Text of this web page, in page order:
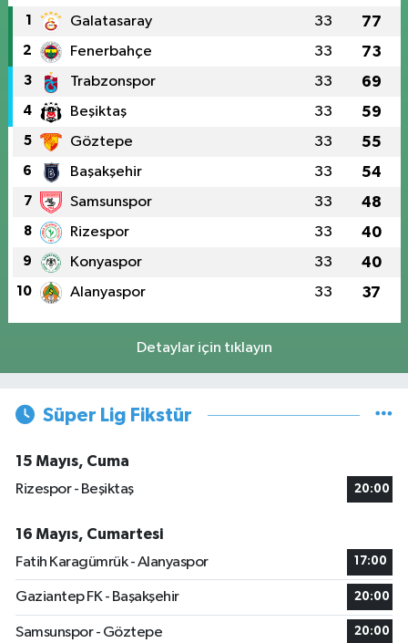
1 Galatasaray 33 77
2 Fenerbahçe 33 73
3 Trabzonspor 33 69
4 Beşiktaş 33 59
5 Göztepe 33 55
6 Başakşehir 33 54
7 Samsunspor 33 48
8 Rizespor 33 40
9 Konyaspor 33 40
10 Alanyaspor 33 37
Detaylar için tıklayın
Süper Lig Fikstür
15 Mayıs, Cuma
Rizespor - Beşiktaş
20:00
16 Mayıs, Cumartesi
Fatih Karagümrük - Alanyaspor
17:00
Gaziantep FK - Başakşehir 20:00
Samsunspor - Göztepe 20:00